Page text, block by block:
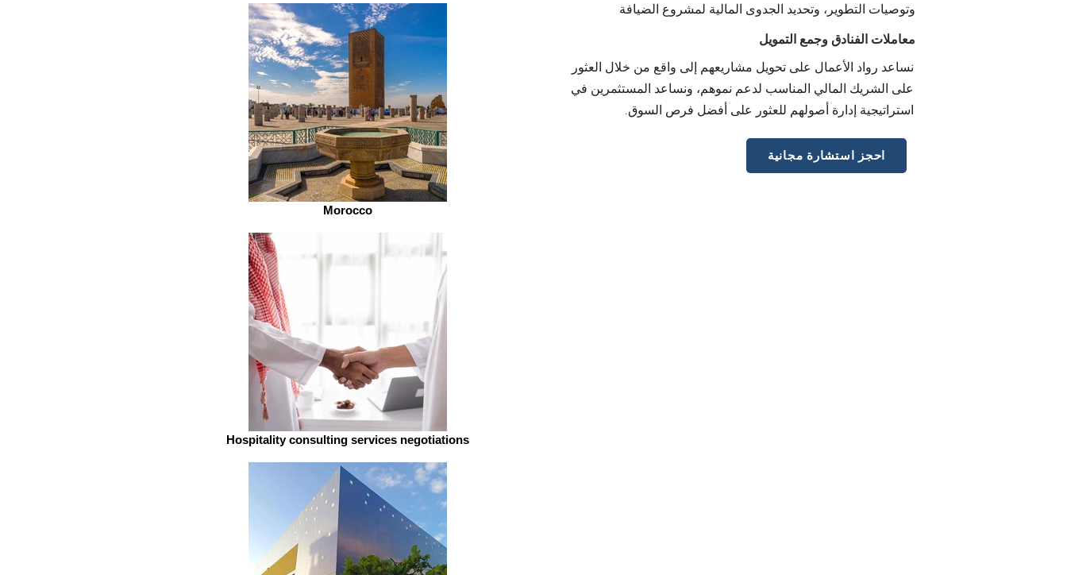
Morocco
Hospitality consulting services negotiations
وتوصيات التطوير، وتحديد الجدوى المالية لمشروع الضيافة
معاملات الفنادق وجمع التمويل
نساعد رواد الأعمال على تحويل مشاريعهم إلى واقع من خلال العثور
على الشريك المالي المناسب لدعم نموهم، ونساعد المستثمرين في
استراتيجية إدارة أصولهم للعثور على أفضل فرص السوق.
احجز استشارة مجانية